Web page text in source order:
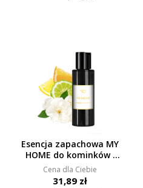
Esencja zapachowa MY
HOME do kominków i
dyfuzorów ESSENCE A
L'INTÉRIEUR
Cena dla Ciebie
31,89 zł